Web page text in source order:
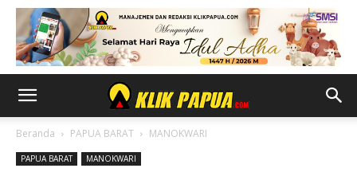
Beranda PAPUA BARAT MANOKWARI
PAPUA BARAT MANOKWARI